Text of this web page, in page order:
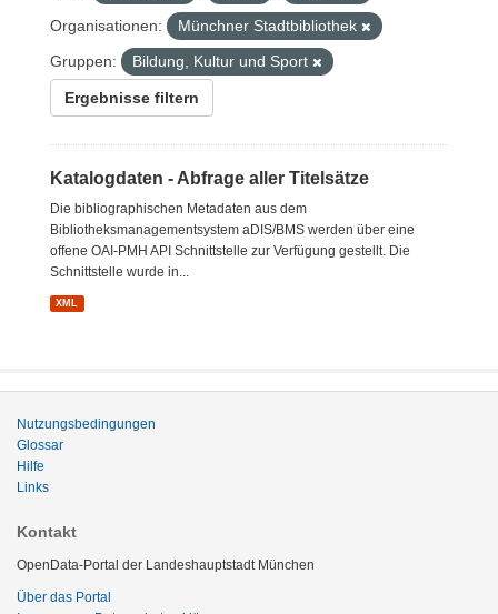
Organisationen:
Münchner Stadtbibliothek
Gruppen:
Bildung, Kultur und Sport
Ergebnisse filtern
Katalogdaten - Abfrage aller Titelsätze
Die bibliographischen Metadaten aus dem
Bibliotheksmanagementsystem aDIS/BMS werden über eine
offene OAI-PMH API Schnittstelle zur Verfügung gestellt. Die
Schnittstelle wurde in...
XML
Nutzungsbedingungen
Glossar
Hilfe
Links
Kontakt
OpenData-Portal der Landeshauptstadt München
Über das Portal